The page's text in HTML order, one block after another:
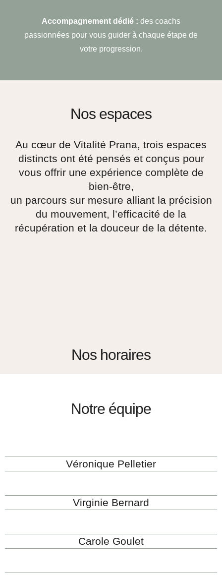
Accompagnement dédié : des coachs
passionnées pour vous guider à chaque étape de
votre progression.
Nos espaces
Au cœur de Vitalité Prana, trois espaces
distincts ont été pensés et conçus pour
vous offrir une expérience complète de
bien-être,
un parcours sur mesure alliant la précision
du mouvement, l’efficacité de la
récupération et la douceur de la détente.
Nos horaires
Notre équipe
Véronique Pelletier
Virginie Bernard
Carole Goulet